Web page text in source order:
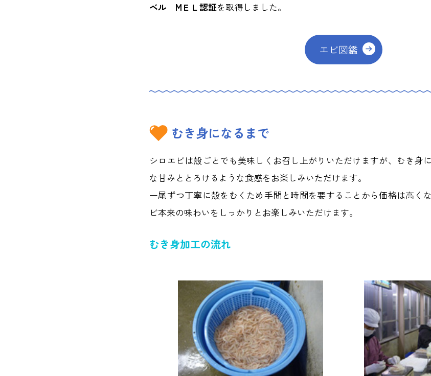
ベル MＥＬ認証を取得しました。
エビ図鑑
むき身になるまで
シロエビは殻ごとでも美味しくお召し上がりいただけますが、むき身
な甘みととろけるような食感をお楽しみいただけます。
一尾ずつ丁寧に殻をむくため手間と時間を要することから価格は高く
ビ本来の味わいをしっかりとお楽しみいただけます。
むき身加工の流れ